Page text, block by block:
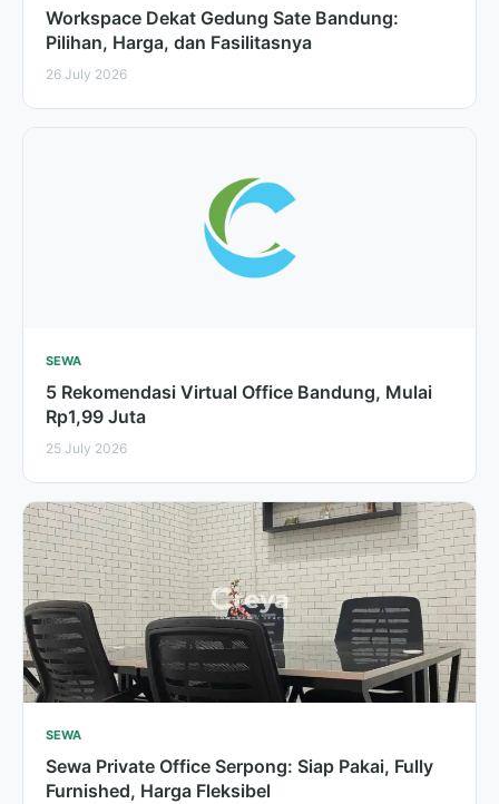
Workspace Dekat Gedung Sate Bandung:
Pilihan, Harga, dan Fasilitasnya
26 July 2026
SEWA
5 Rekomendasi Virtual Office Bandung, Mulai
Rp1,99 Juta
25 July 2026
SEWA
Sewa Private Office Serpong: Siap Pakai, Fully
Furnished, Harga Fleksibel